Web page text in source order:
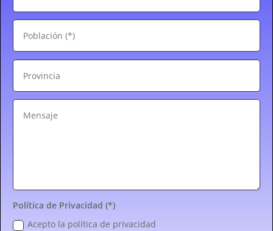
Política de Privacidad (*)
Acepto la política de privacidad